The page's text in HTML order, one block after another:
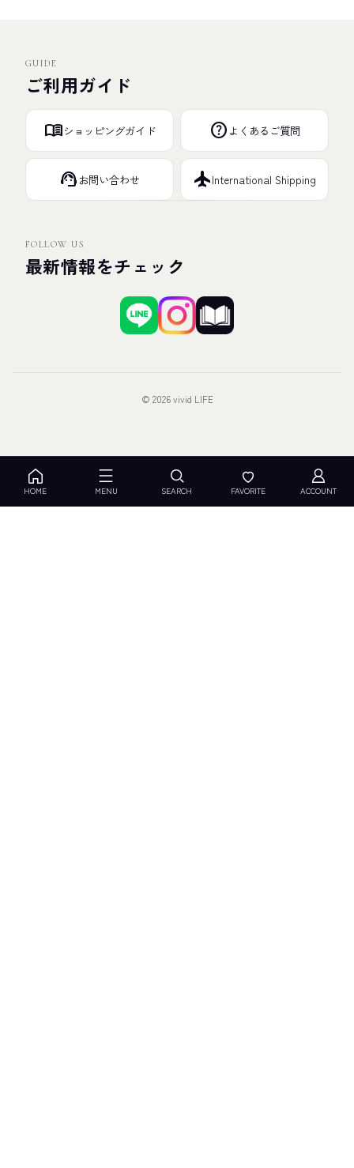
GUIDE
ご利用ガイド
menu_bookショッピングガイド help よくあるご質問
support_agent お問い合わせ flightInternational Shipping
FOLLOW US
最新情報をチェック
© 2026 vivid LIFE
HOME MENU SEARCH FAVORITE ACCOUNT